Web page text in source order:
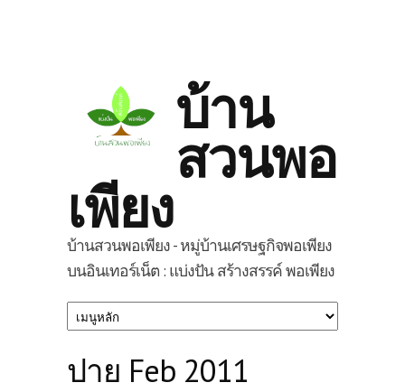
บ้าน
สวนพอ
เพียง
บ้านสวนพอเพียง - หมู่บ้านเศรษฐกิจพอเพียง
บนอินเทอร์เน็ต : แบ่งปัน สร้างสรรค์ พอเพียง
ปาย Feb 2011